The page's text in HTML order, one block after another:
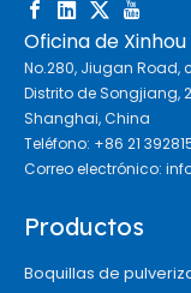
Oficina de Xinhou
No.280, Jiugan Road,
Distrito de Songjiang,
Shanghai, China
Teléfono: +86 21
Correo electrónico:
Productos
Boquillas de